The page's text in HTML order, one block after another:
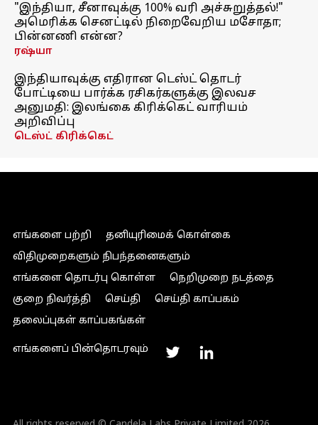
"இந்தியா, சீனாவுக்கு 100% வரி அச்சுறுத்தல்!"
அமெரிக்க செனட்டில் நிறைவேறிய மசோதா;
பின்னணி என்ன?
ரஷ்யா
இந்தியாவுக்கு எதிரான டெஸ்ட் தொடர்
போட்டியை பார்க்க ரசிகர்களுக்கு இலவச
அனுமதி: இலங்கை கிரிக்கெட் வாரியம்
அறிவிப்பு
டெஸ்ட் கிரிக்கெட்
எங்களை பற்றி
தனியுரிமைக் கொள்கை
விதிமுறைகளும் நிபந்தனைகளும்
எங்களை தொடர்பு கொள்ள
நெறிமுறை நடத்தை
குறை நிவர்த்தி
செய்தி
செய்தி காப்பகம்
தலைப்புகள் காப்பகங்கள்
எங்களைப் பின்தொடரவும்